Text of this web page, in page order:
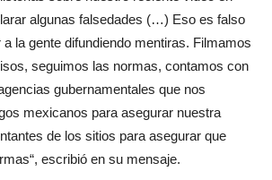
algunas falsedades (…) Eso es falso
la gente difundiendo mentiras. Filmamos
seguimos las normas, contamos con
gubernamentales que nos
mexicanos para asegurar nuestra
de los sitios para asegurar que
escribió en su mensaje.